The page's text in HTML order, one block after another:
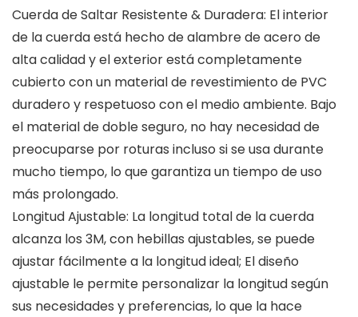
Cuerda de Saltar Resistente & Duradera: El interior
de la cuerda está hecho de alambre de acero de
alta calidad y el exterior está completamente
cubierto con un material de revestimiento de PVC
duradero y respetuoso con el medio ambiente. Bajo
el material de doble seguro, no hay necesidad de
preocuparse por roturas incluso si se usa durante
mucho tiempo, lo que garantiza un tiempo de uso
más prolongado.
Longitud Ajustable: La longitud total de la cuerda
alcanza los 3M, con hebillas ajustables, se puede
ajustar fácilmente a la longitud ideal; El diseño
ajustable le permite personalizar la longitud según
sus necesidades y preferencias, lo que la hace